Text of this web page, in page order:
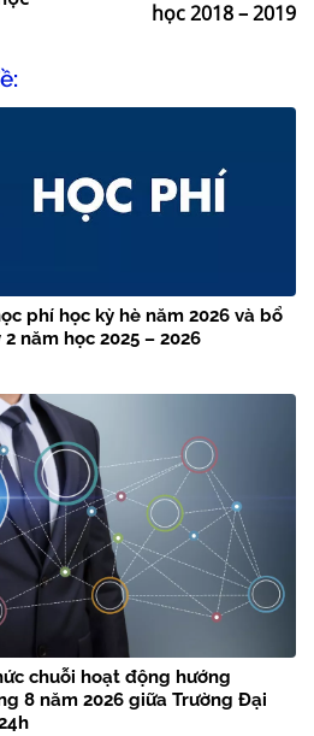
học 2018 – 2019
phí học kỳ hè năm 2026 và bổ
năm học 2025 – 2026
chuỗi hoạt động hướng
8 năm 2026 giữa Trường Đại